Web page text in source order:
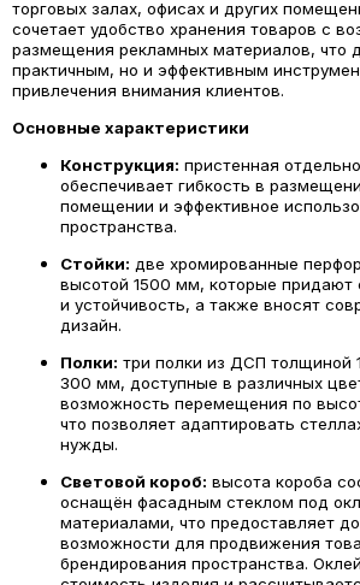
торговых залах, офисах и других
сочетает удобство хранения товаров с
размещения рекламных материалов, что
практичным, но и эффективным
привлечения внимания клиентов.
Основные характеристики
Конструкция: пристенная
обеспечивает гибкость в
помещении и эффективное
пространства.
Стойки: две хромированные
высотой 1500 мм, которые придают
и устойчивость, а также вносят
дизайн.
Полки: три полки из ДСП толщиной
300 мм, доступные в различных
возможность перемещения по
что позволяет адаптировать
нужды.
Световой короб: высота короба
оснащён фасадным стеклом под
материалами, что предоставляет
возможности для продвижения
брендирования пространства.